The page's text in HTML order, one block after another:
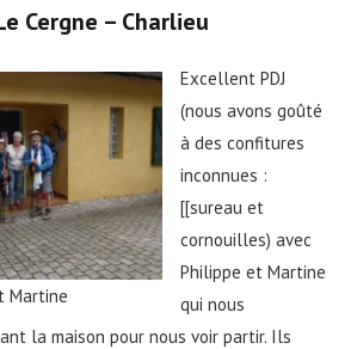
Cergne – Charlieu
Martine
Excellent PDJ
(nous avons goûté
à des confitures
inconnues :
[[sureau et
cornouilles) avec
Philippe et Martine
qui nous
la maison pour nous voir partir. Ils